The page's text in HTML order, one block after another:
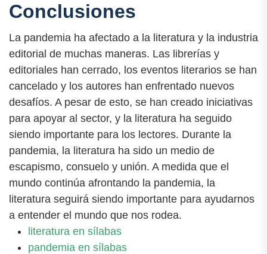
Conclusiones
La pandemia ha afectado a la literatura y la industria
editorial de muchas maneras. Las librerías y
editoriales han cerrado, los eventos literarios se han
cancelado y los autores han enfrentado nuevos
desafíos. A pesar de esto, se han creado iniciativas
para apoyar al sector, y la literatura ha seguido
siendo importante para los lectores. Durante la
pandemia, la literatura ha sido un medio de
escapismo, consuelo y unión. A medida que el
mundo continúa afrontando la pandemia, la
literatura seguirá siendo importante para ayudarnos
a entender el mundo que nos rodea.
literatura en sílabas
pandemia en sílabas